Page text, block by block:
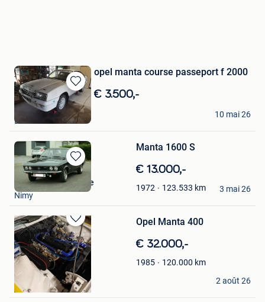
Sauvegarder
dans
Mes
Favoris
opel manta course passeport f 2000
€ 3.500,-
yvan reynaud
Bannes
10 mai 26
Sauvegarder
dans
Mes
Manta 1600 S
€ 13.000,-
1972 123.533 km
Nicolas Delacenserie
Nimy
3 mai 26
Sauvegarder
dans
Mes
Favoris
Opel Manta 400
€ 32.000,-
1985 120.000 km
Ruben Venken
Dilsen
2 août 26